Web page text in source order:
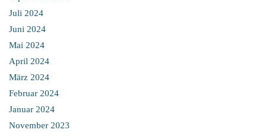
Juli 2024
Juni 2024
Mai 2024
April 2024
März 2024
Februar 2024
Januar 2024
November 2023